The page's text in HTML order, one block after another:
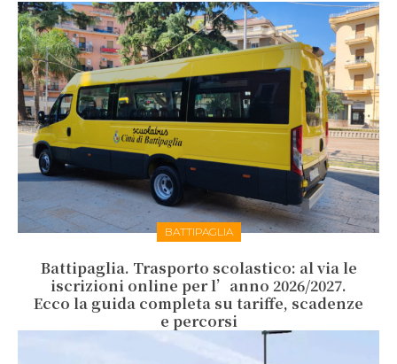
BATTIPAGLIA
Battipaglia. Trasporto scolastico: al via le
iscrizioni online per l’anno 2026/2027.
Ecco la guida completa su tariffe, scadenze
e percorsi